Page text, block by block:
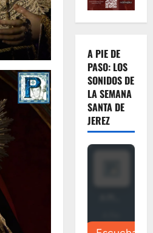
A PIE DE
PASO: LOS
SONIDOS DE
LA SEMANA
SANTA DE
JEREZ